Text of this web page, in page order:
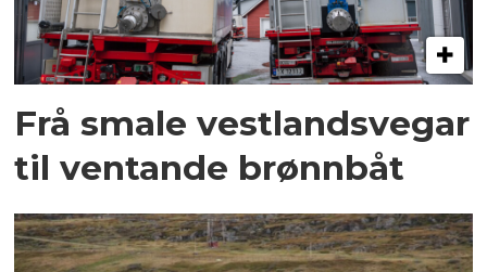
Frå smale vestlandsvegar
til ventande brønnbåt